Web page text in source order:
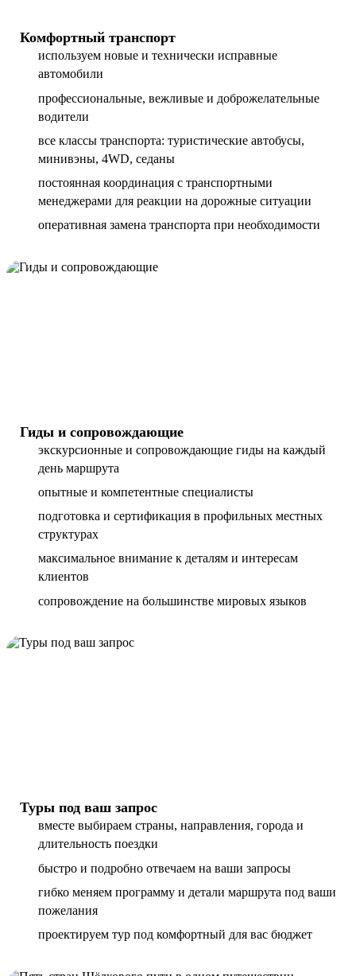
Комфортный транспорт
используем новые и технически исправные
автомобили
профессиональные, вежливые и доброжелательные
водители
все классы транспорта: туристические автобусы,
минивэны, 4WD, седаны
постоянная координация с транспортными
менеджерами для реакции на дорожные ситуации
оперативная замена транспорта при необходимости
Гиды и сопровождающие
экскурсионные и сопровождающие гиды на каждый
день маршрута
опытные и компетентные специалисты
подготовка и сертификация в профильных местных
структурах
максимальное внимание к деталям и интересам
клиентов
сопровождение на большинстве мировых языков
Туры под ваш запрос
вместе выбираем страны, направления, города и
длительность поездки
быстро и подробно отвечаем на ваши запросы
гибко меняем программу и детали маршрута под ваши
пожелания
проектируем тур под комфортный для вас бюджет